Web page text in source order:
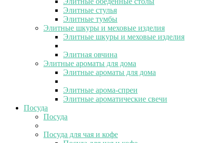
Элитные стулья
Элитные тумбы
Элитные шкуры и меховые изделия
Элитные шкуры и меховые изделия
Элитная овчина
Элитные ароматы для дома
Элитные ароматы для дома
Элитные арома-спреи
Элитные ароматические свечи
Посуда
Посуда
Посуда для чая и кофе